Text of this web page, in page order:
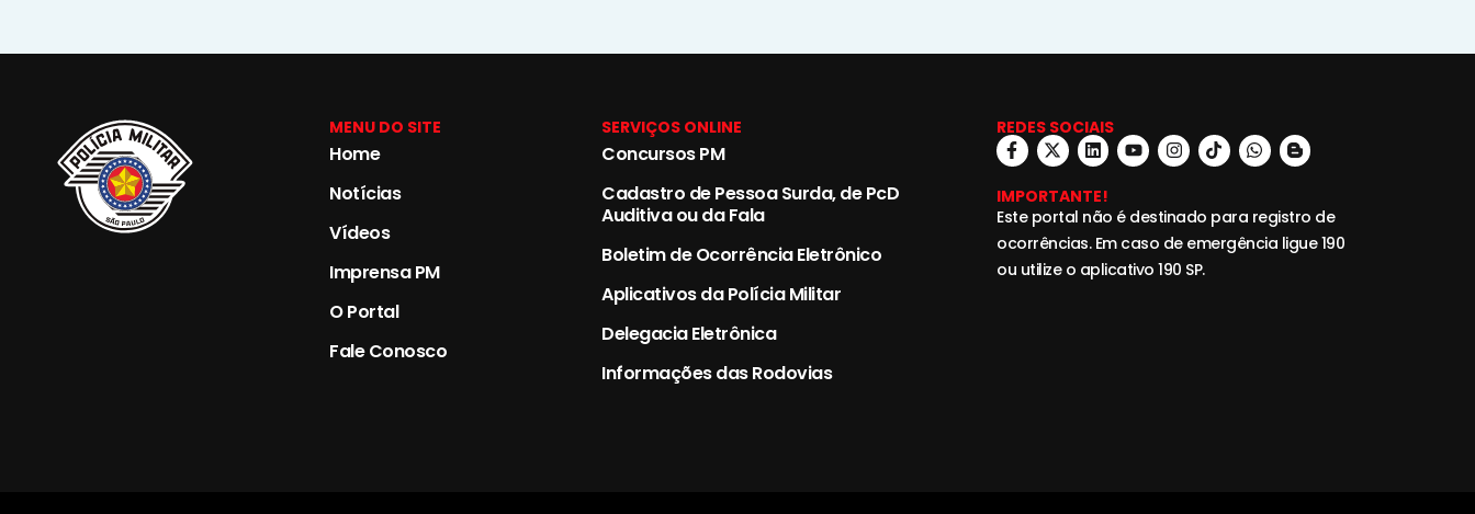
MENU DO SITE
Home
Notícias
Vídeos
Imprensa PM
O Portal
Fale Conosco
SERVIÇOS ONLINE
Concursos PM
Cadastro de Pessoa Surda, de PcD
Auditiva ou da Fala
Boletim de Ocorrência Eletrônico
Aplicativos da Polícia Militar
Delegacia Eletrônica
Informações das Rodovias
REDES SOCIAIS
IMPORTANTE!
Este portal não é destinado para registro de
ocorrências. Em caso de emergência ligue 190
ou utilize o aplicativo 190 SP.